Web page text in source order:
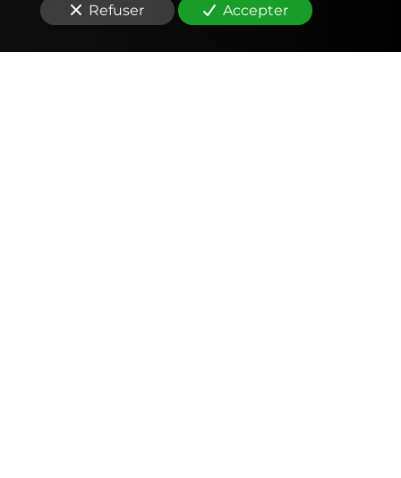
Refuser Accepter